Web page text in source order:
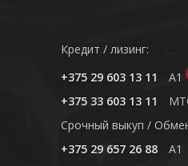
Кредит / лизинг:
+375 29 603 13 11
A1
+375 33 603 13 11
Cрочный выкуп /
+375 29 657 26 88
A1